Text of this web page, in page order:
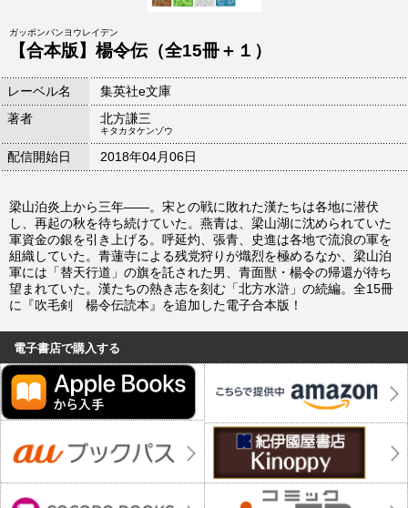
ガッポンバンヨウレイデン
【合本版】楊令伝（全15冊＋１）
レーベル名
集英社e文庫
著者
北方謙三
キタカタケンゾウ
配信開始日 2018年04月06日
梁山泊炎上から三年――。宋との戦に敗れた漢たちは各地に潜伏
し、再起の秋を待ち続けていた。燕青は、梁山湖に沈められていた
軍資金の銀を引き上げる。呼延灼、張青、史進は各地で流浪の軍を
組織していた。青蓮寺による残党狩りが熾烈を極めるなか、梁山泊
軍には「替天行道」の旗を託された男、青面獣・楊令の帰還が待ち
望まれていた。漢たちの熱き志を刻む「北方水滸」の続編。全15冊
に『吹毛剣 楊令伝読本』を追加した電子合本版！
電子書店で購入する